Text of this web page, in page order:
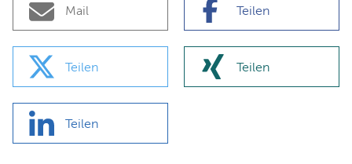
Mail Teilen
Teilen Teilen
Teilen